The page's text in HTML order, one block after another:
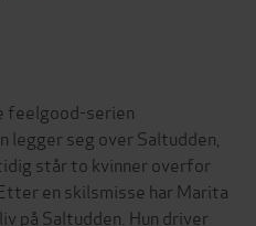
feelgood-serien
legger seg over Saltudden,
står to kvinner overfor
en skilsmisse har Marita
på Saltudden. Hun driver